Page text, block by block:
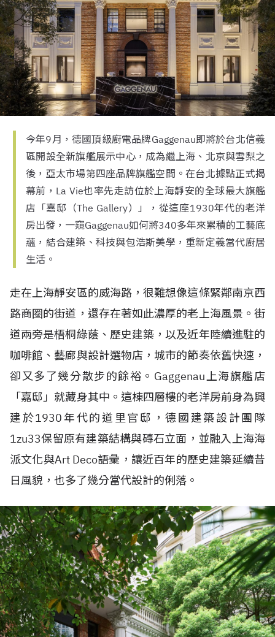
今年9月，德國頂級廚電品牌Gaggenau即將於台北信義
區開設全新旗艦展示中心，成為繼上海、北京與雪梨之
後，亞太市場第四座品牌旗艦空間。在台北據點正式揭
幕前，La Vie也率先走訪位於上海靜安的全球最大旗艦
店「嘉邸（The Gallery）」，從這座1930年代的老洋
房出發，一窺Gaggenau如何將340多年來累積的工藝底
蘊，結合建築、科技與包浩斯美學，重新定義當代廚居
生活。
走在上海靜安區的威海路，很難想像這條緊鄰南京西
路商圈的街道，還存在著如此濃厚的老上海風景。街
道兩旁是梧桐綠蔭、歷史建築，以及近年陸續進駐的
咖啡館、藝廊與設計選物店，城市的節奏依舊快速，
卻又多了幾分散步的餘裕。Gaggenau上海旗艦店
「嘉邸」就藏身其中。這棟四層樓的老洋房前身為興
建於1930年代的道里官邸，德國建築設計團隊
1zu33保留原有建築結構與磚石立面，並融入上海海
派文化與Art Deco語彙，讓近百年的歷史建築延續昔
日風貌，也多了幾分當代設計的俐落。